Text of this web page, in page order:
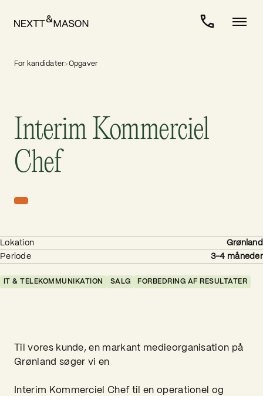
For kandidater>Opgaver
Interim Kommerciel
Chef
Til vores kunde, en markant medieorganisation på
Grønland søger vi en
Interim Kommerciel Chef til en operationel og
Lokation
Grønland
Periode
3-4 måneder
IT & TELEKOMMUNIKATION SALG FORBEDRING AF RESULTATER